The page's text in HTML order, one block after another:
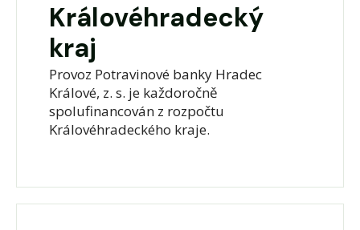
Královéhradecký
kraj
Provoz Potravinové banky Hradec
Králové, z. s. je každoročně
spolufinancován z rozpočtu
Královéhradeckého kraje.